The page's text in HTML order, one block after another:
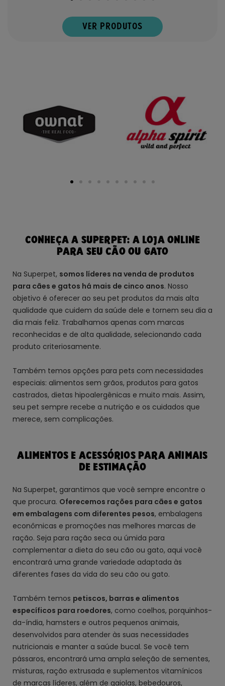
VER PRODUTOS
CONHEÇA A SUPERPET: A LOJA ONLINE
PARA SEU CÃO OU GATO
Na Superpet, somos líderes na venda de produtos
para cães e gatos há mais de cinco anos. Nosso
objetivo é oferecer ao seu pet produtos da mais alta
qualidade que cuidem da saúde dele e tornem seu dia a
dia mais feliz. Trabalhamos apenas com marcas
reconhecidas e de alta qualidade, selecionando cada
produto criteriosamente.
Também temos opções para pets com necessidades
especiais: alimentos sem grãos, produtos para gatos
castrados, dietas hipoalergênicas e muito mais. Assim,
seu pet sempre recebe a nutrição e os cuidados que
merece, sem complicações.
ALIMENTOS E ACESSÓRIOS PARA ANIMAIS
DE ESTIMAÇÃO
Na Superpet, garantimos que você sempre encontre o
que procura. Oferecemos rações para cães e gatos
em embalagens com diferentes pesos, embalagens
econômicas e promoções nas melhores marcas de
ração. Seja para ração seca ou úmida para
complementar a dieta do seu cão ou gato, aqui você
encontrará uma grande variedade adaptada às
diferentes fases da vida do seu cão ou gato.
Também temos petiscos, barras e alimentos
específicos para roedores, como coelhos, porquinhos-
da-índia, hamsters e outros pequenos animais,
desenvolvidos para atender às suas necessidades
nutricionais e manter a saúde bucal. Se você tem
pássaros, encontrará uma ampla seleção de sementes,
misturas, ração extrusada e suplementos vitamínicos
de marcas líderes, além de gaiolas, bebedouros,